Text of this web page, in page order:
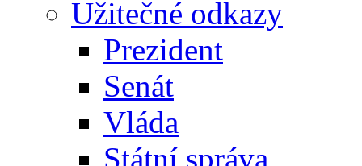
Užitečné odkazy
Prezident
Senát
Vláda
Státní správa